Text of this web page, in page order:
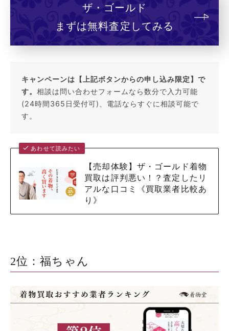
ザ・ゴールド
まずは無料査定してみる
キャンペーンは【上記ボタンからの申し込み限定】で
す。 相談は問い合わせフォームなら数分で入力可能
(24時間365日受付可)、電話ならすぐに相談可能で
す。
あわせて読みたい
【売却体験】ザ・ゴールド着物
買取は評判悪い！？査定したリ
アルな口コミ《買取業者比較あ
り》
2位：福ちゃん